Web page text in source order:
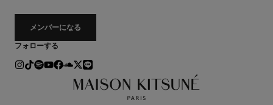
メンバーになる
フォローする